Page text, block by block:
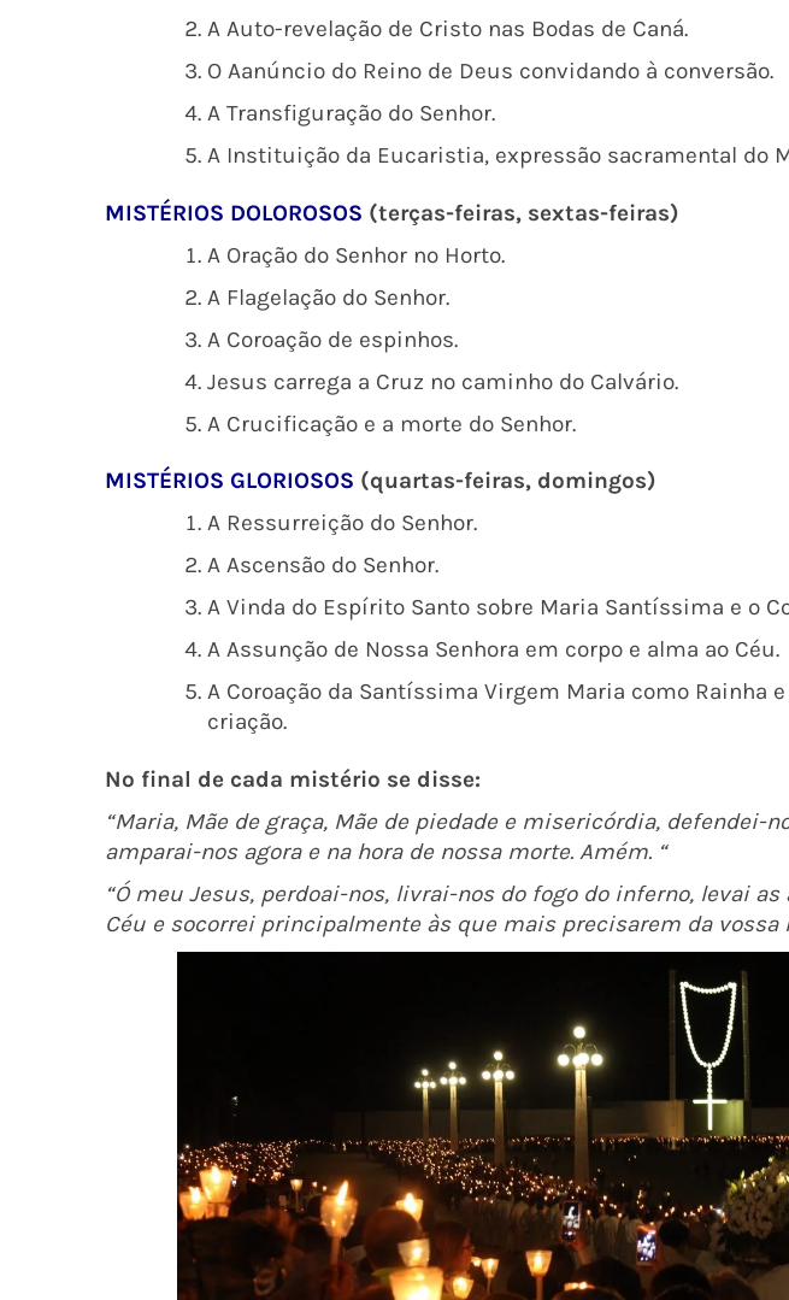
A Auto-revelação de Cristo nas Bodas de Caná.
O Aanúncio do Reino de Deus convidando à conversão.
A Transfiguração do Senhor.
A Instituição da Eucaristia, expressão sacramental do
MISTÉRIOS DOLOROSOS (terças-feiras, sextas-feiras)
A Oração do Senhor no Horto.
A Flagelação do Senhor.
A Coroação de espinhos.
Jesus carrega a Cruz no caminho do Calvário.
A Crucificação e a morte do Senhor.
MISTÉRIOS GLORIOSOS (quartas-feiras, domingos)
A Ressurreição do Senhor.
A Ascensão do Senhor.
A Vinda do Espírito Santo sobre Maria Santíssima e o
A Assunção de Nossa Senhora em corpo e alma ao Céu.
A Coroação da Santíssima Virgem Maria como Rainha
criação.
No final de cada mistério se disse:
“Maria, Mãe de graça, Mãe de piedade e misericórdia, defendei-
amparai-nos agora e na hora de nossa morte. Amém. “
“Ó meu Jesus, perdoai-nos, livrai-nos do fogo do inferno, levai
Céu e socorrei principalmente às que mais precisarem da vossa